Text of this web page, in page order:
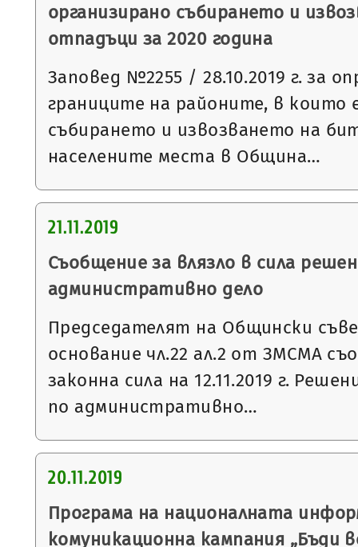
организирано събирането и
отпадъци за 2020 година
Заповед №2255 / 28.10.2019 г. за
границите на районите, в които
събирането и извозването на
населените места в Община…
21.11.2019
Съобщение за влязло в сила
административно дело
Председателят на Общински
основание чл.22 ал.2 от ЗМСМА
законна сила на 12.11.2019 г.
по административно…
20.11.2019
Програма на националната
комуникационна кампания „Бъди